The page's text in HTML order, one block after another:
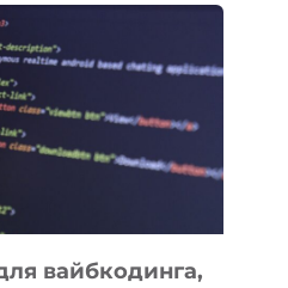
вайбкодинга,